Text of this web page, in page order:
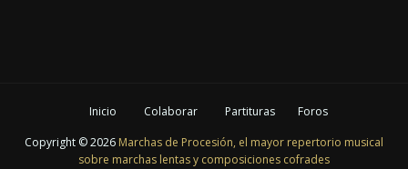
Inicio Colaborar Partituras
Foros
Copyright ©2026 Marchas de Procesión, el mayor repertorio musical
sobre marchas lentas y composiciones cofrades